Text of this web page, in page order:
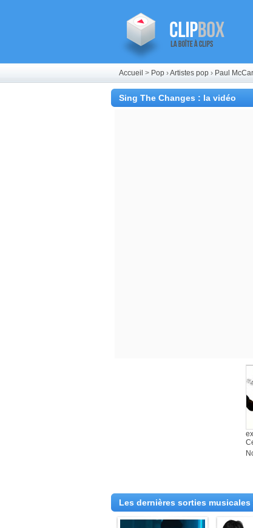
Accueil > Pop ›Artistes pop › Paul
Sing The Changes : la vidéo
Les dernières sorties musicales